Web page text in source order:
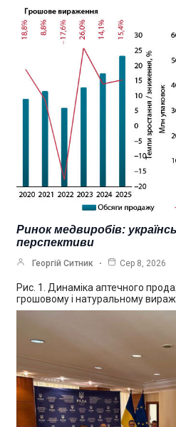
Ринок медвиробів:
перспективи
Георгій Ситник Сер 8, 2026
Рис. 1. Динаміка аптечного
грошовому і натуральному